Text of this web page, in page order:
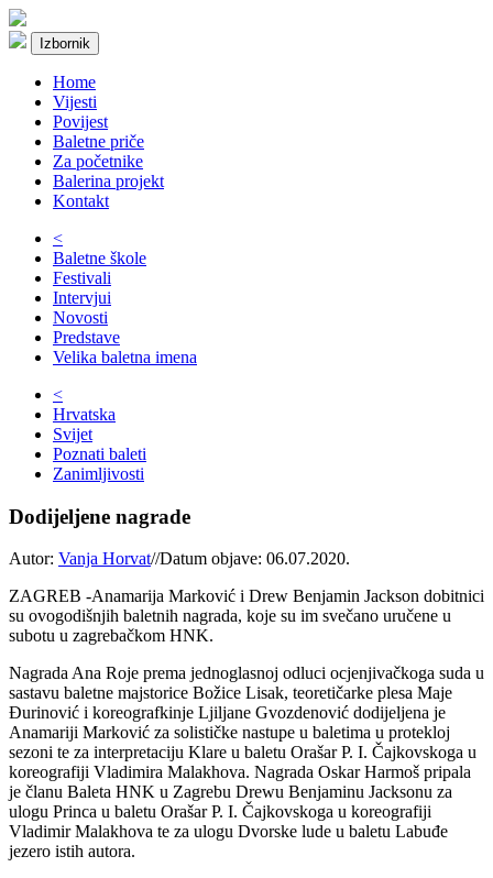
Izbornik
Home
Vijesti
Povijest
Baletne priče
Za početnike
Balerina projekt
Kontakt
<
Baletne škole
Festivali
Intervjui
Novosti
Predstave
Velika baletna imena
<
Hrvatska
Svijet
Poznati baleti
Zanimljivosti
Dodijeljene nagrade
Autor: Vanja Horvat//Datum objave: 06.07.2020.
ZAGREB -Anamarija Marković i Drew Benjamin Jackson dobitnici
su ovogodišnjih baletnih nagrada, koje su im svečano uručene u
subotu u zagrebačkom HNK.
Nagrada Ana Roje prema jednoglasnoj odluci ocjenjivačkoga suda u
sastavu baletne majstorice Božice Lisak, teoretičarke plesa Maje
Đurinović i koreografkinje Ljiljane Gvozdenović dodijeljena je
Anamariji Marković za solističke nastupe u baletima u protekloj
sezoni te za interpretaciju Klare u baletu Orašar P. I. Čajkovskoga u
koreografiji Vladimira Malakhova. Nagrada Oskar Harmoš pripala
je članu Baleta HNK u Zagrebu Drewu Benjaminu Jacksonu za
ulogu Princa u baletu Orašar P. I. Čajkovskoga u koreografiji
Vladimir Malakhova te za ulogu Dvorske lude u baletu Labuđe
jezero istih autora.